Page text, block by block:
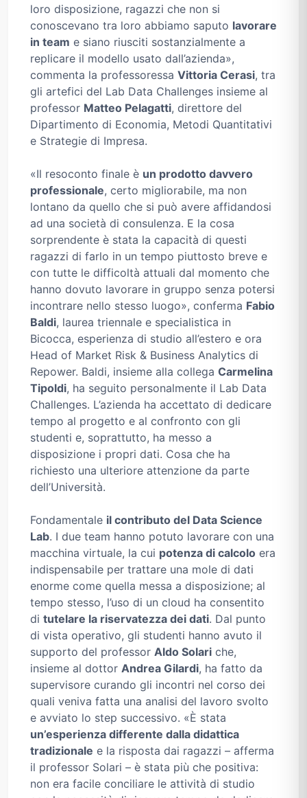
loro disposizione, ragazzi che non si
conoscevano tra loro abbiamo saputo lavorare
in team e siano riusciti sostanzialmente a
replicare il modello usato dall’azienda»,
commenta la professoressa Vittoria Cerasi, tra
gli artefici del Lab Data Challenges insieme al
professor Matteo Pelagatti, direttore del
Dipartimento di Economia, Metodi Quantitativi
e Strategie di Impresa.
«Il resoconto finale è un prodotto davvero
professionale, certo migliorabile, ma non
lontano da quello che si può avere affidandosi
ad una società di consulenza. E la cosa
sorprendente è stata la capacità di questi
ragazzi di farlo in un tempo piuttosto breve e
con tutte le difficoltà attuali dal momento che
hanno dovuto lavorare in gruppo senza potersi
incontrare nello stesso luogo», conferma Fabio
Baldi, laurea triennale e specialistica in
Bicocca, esperienza di studio all’estero e ora
Head of Market Risk & Business Analytics di
Repower. Baldi, insieme alla collega Carmelina
Tipoldi, ha seguito personalmente il Lab Data
Challenges. L’azienda ha accettato di dedicare
tempo al progetto e al confronto con gli
studenti e, soprattutto, ha messo a
disposizione i propri dati. Cosa che ha
richiesto una ulteriore attenzione da parte
dell’Università.
Fondamentale il contributo del Data Science
Lab. I due team hanno potuto lavorare con una
macchina virtuale, la cui potenza di calcolo era
indispensabile per trattare una mole di dati
enorme come quella messa a disposizione; al
tempo stesso, l’uso di un cloud ha consentito
di tutelare la riservatezza dei dati. Dal punto
di vista operativo, gli studenti hanno avuto il
supporto del professor Aldo Solari che,
insieme al dottor Andrea Gilardi, ha fatto da
supervisore curando gli incontri nel corso dei
quali veniva fatta una analisi del lavoro svolto
e avviato lo step successivo. «È stata
un’esperienza differente dalla didattica
tradizionale e la risposta dai ragazzi – afferma
il professor Solari – è stata più che positiva:
non era facile conciliare le attività di studio